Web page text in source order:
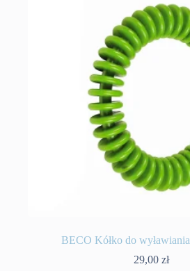
BECO Kółko do
29,00 zł